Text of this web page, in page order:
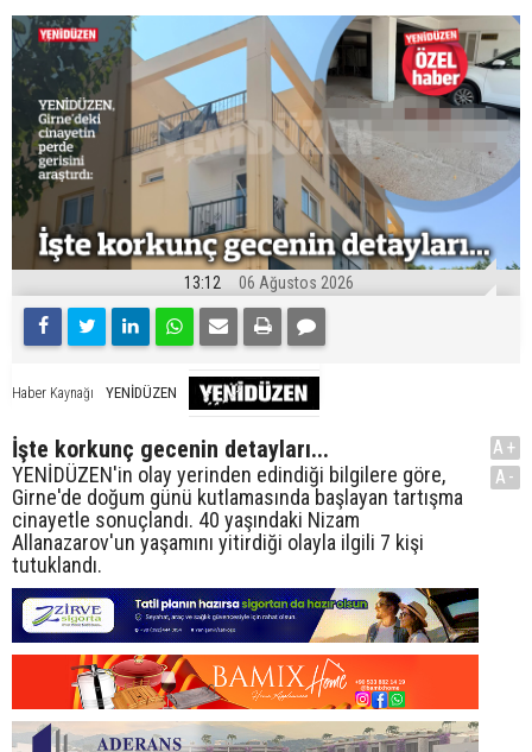
13:12 06 Ağustos 2026
Haber Kaynağı YENİDÜZEN
İşte korkunç gecenin detayları...
YENİDÜZEN'in olay yerinden edindiği bilgilere göre,
Girne'de doğum günü kutlamasında başlayan tartışma
cinayetle sonuçlandı. 40 yaşındaki Nizam
Allanazarov'un yaşamını yitirdiği olayla ilgili 7 kişi
tutuklandı.
A+
A-